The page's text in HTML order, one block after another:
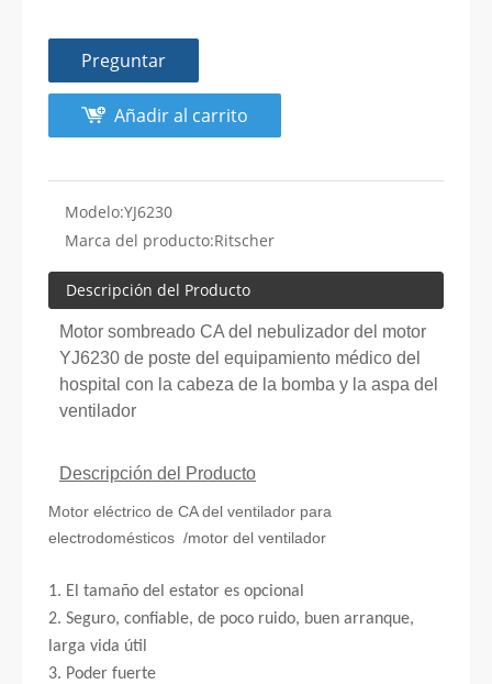
Preguntar
Añadir al carrito
Modelo:YJ6230
Marca del producto:Ritscher
Descripción del Producto
Motor sombreado CA del nebulizador del motor
YJ6230 de poste del equipamiento médico del
hospital con la cabeza de la bomba y la aspa del
ventilador
Descripción del Producto
Motor eléctrico de CA del ventilador para
electrodomésticos /motor del ventilador
1. El tamaño del estator es opcional
2. Seguro, confiable, de poco ruido, buen arranque,
larga vida útil
3. Poder fuerte